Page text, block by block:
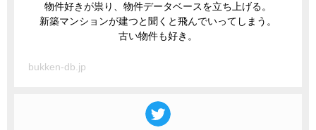
物件好きが祟り、物件データベースを立ち上げる。
新築マンションが建つと聞くと飛んでいってしまう。
古い物件も好き。
bukken-db.jp